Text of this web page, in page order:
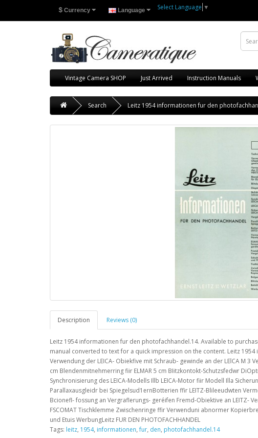
$ Currency Language Select Language ▼
Vintage Camera SHOP Just Arrived Instruction Manuals
Search Leitz 1954 informationen fur den
Description Reviews (0)
Leitz 1954 informationen fur den photofachhandel.14. Available to
manual converted to text for a quick impression on the content. Leitz
Verwendung der LEICA- Obiekfive mit Schraub- gewinde an der LElCA M 3
cm Blendenmitnehmerring fiir ELMAR 5 cm BIitzkontokt-Schutzsfedwr
Synchronisierung des LEICA-Modells Illb LEICA-Motor fiir Modell Illa
Parallaxausgleidr bei Spiegelsud1ernBotterien ffir LEITZ-Blileeudwten
Bcionefl- fossung an Vergraflerungs- geréifen Fremd-Obiektive an LEITZ-
FSCOMAT Tischklemme Zwischenringe ffir Verwenduni abnormer
und Etuis WerbungLeitz FUR DEN PHOTOFACHHANDEL
Tags: leitz, 1954, informationen,fur, den, photofachhandel.14